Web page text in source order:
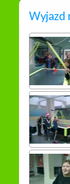
Wyjazd